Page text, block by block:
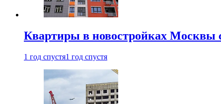
Квартиры в новостройках Москвы
1 год спустя1 год спустя